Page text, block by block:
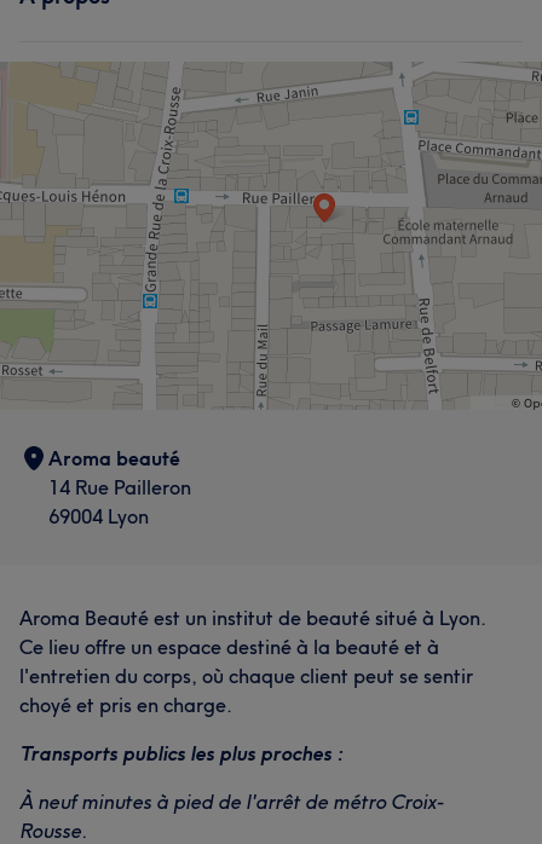
Aroma beauté
14 Rue Pailleron
69004 Lyon
Aroma Beauté est un institut de beauté situé à Lyon.
Ce lieu offre un espace destiné à la beauté et à
l'entretien du corps, où chaque client peut se sentir
choyé et pris en charge.
Transports publics les plus proches :
À neuf minutes à pied de l'arrêt de métro Croix-
Rousse.